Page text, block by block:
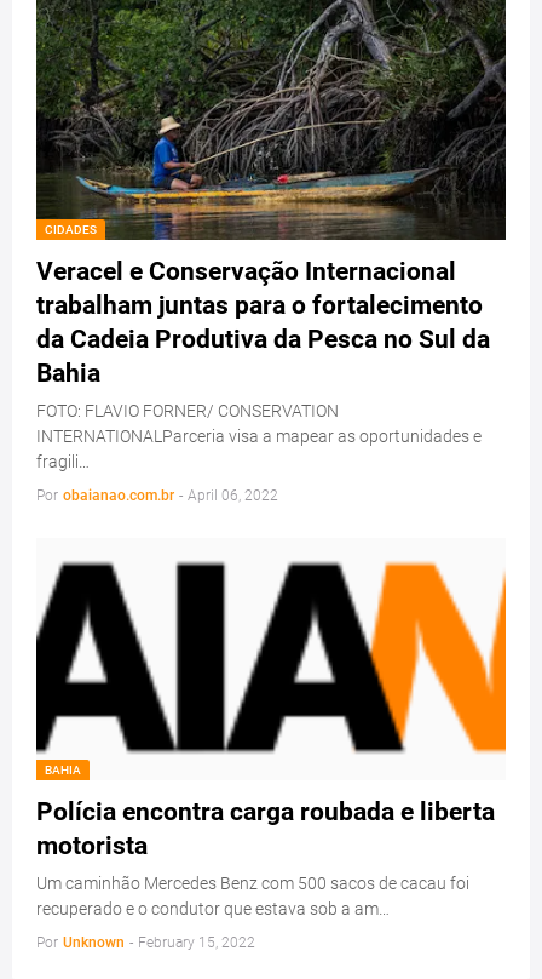
CIDADES
Veracel e Conservação Internacional
trabalham juntas para o fortalecimento
da Cadeia Produtiva da Pesca no Sul da
Bahia
FOTO: FLAVIO FORNER/ CONSERVATION
INTERNATIONALParceria visa a mapear as oportunidades e
fragili…
Por obaianao.com.br - April 06, 2022
BAHIA
Polícia encontra carga roubada e liberta
motorista
Um caminhão Mercedes Benz com 500 sacos de cacau foi
recuperado e o condutor que estava sob a am…
Por Unknown - February 15, 2022